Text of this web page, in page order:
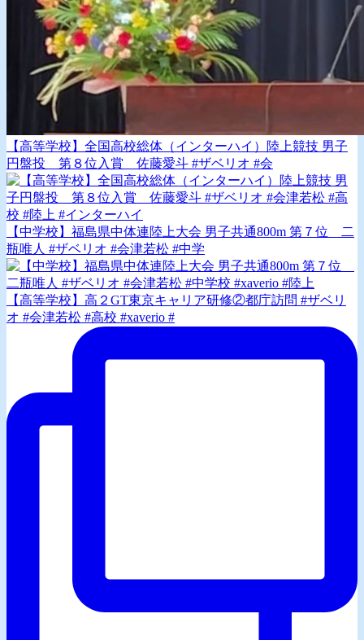
【高等学校】全国高校総体（インターハイ）陸上競技 男子
円盤投 第８位入賞 佐藤愛斗 #ザベリオ #会
【中学校】福島県中体連陸上大会 男子共通800m 第７位 二
瓶唯人 #ザベリオ #会津若松 #中学
【高等学校】高２GT東京キャリア研修②都庁訪問 #ザベリ
オ #会津若松 #高校 #xaverio #